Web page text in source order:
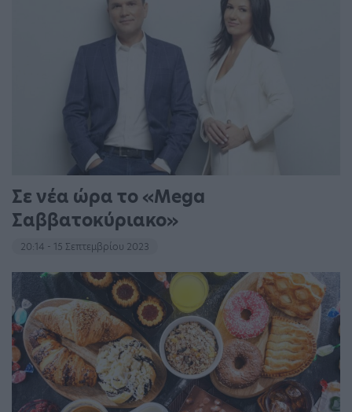
Σε νέα ώρα το «Mega
Σαββατοκύριακο»
20:14 - 15 Σεπτεμβρίου 2023